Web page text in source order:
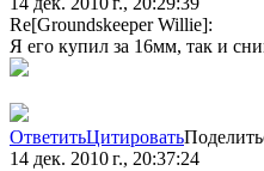
Re[Groundskeeper Willie]:
Я его купил за 16мм, так и
ОтветитьЦитировать
14 дек. 2010 г., 20:37:24